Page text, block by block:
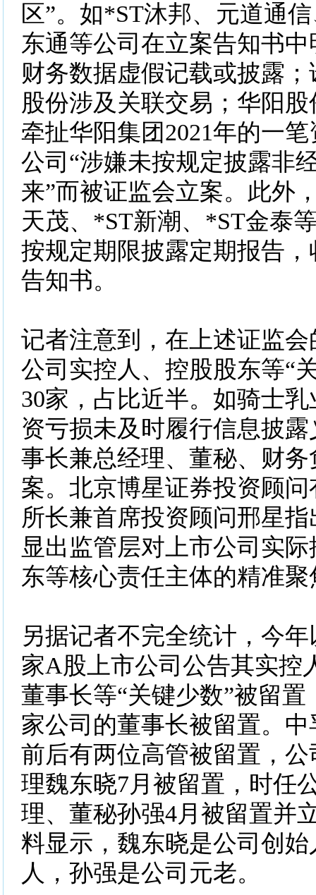
区”。如*ST沐邦、元道通
东通等公司在立案告知书
财务数据虚假记载或披露
股份涉及关联交易；华阳
牵扯华阳集团2021年的一
公司“涉嫌未按规定披露非
来”而被证监会立案。此外
天茂、*ST新潮、*ST金泰
按规定期限披露定期报告
告知书。
记者注意到，在上述证监
公司实控人、控股股东等“
30家，占比近半。如骑士
资亏损未及时履行信息披
事长兼总经理、董秘、财
案。北京博星证券投资顾
所长兼首席投资顾问邢星
显出监管层对上市公司实
东等核心责任主体的精准聚
另据记者不完全统计，今
家A股上市公司公告其实控
董事长等“关键少数”被留置
家公司的董事长被留置。
前后有两位高管被留置，
理魏东晓7月被留置，时任
理、董秘孙强4月被留置并
料显示，魏东晓是公司创
人，孙强是公司元老。